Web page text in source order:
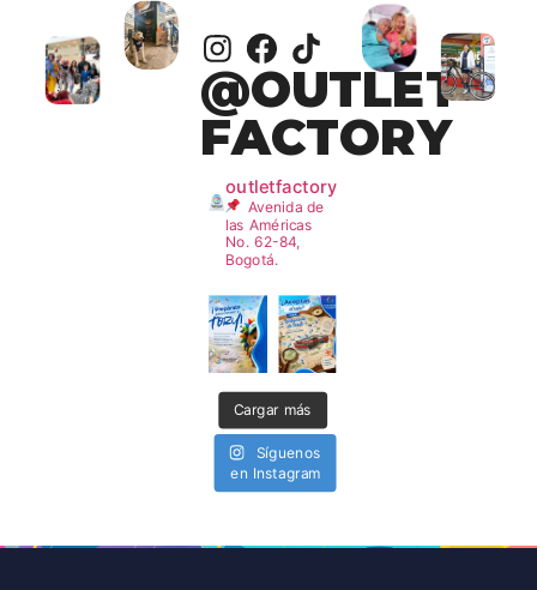
@OUTLET
FACTORY
outletfactory
Avenida de
las Américas
No. 62-84,
Bogotá.
Cargar más
Síguenos
en Instagram